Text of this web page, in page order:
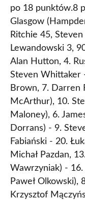
po 18 punktów.8
Glasgow
Ritchie 45,
Lewandowski 3,
Alan Hutton, 4.
Steven Whittaker
Brown, 7. Darren
McArthur), 10.
Maloney), 6.
Dorrans) - 9.
Fabiański - 20.
Michał Pazdan,
Wawrzyniak) - 16.
Paweł Olkowski),
Krzysztof